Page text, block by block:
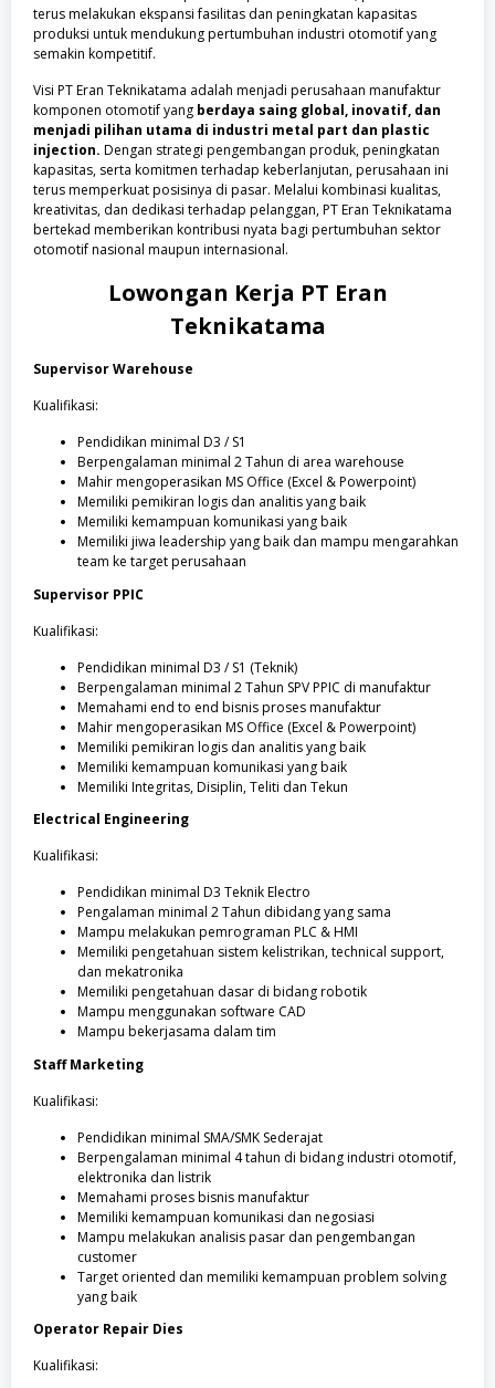
terus melakukan ekspansi fasilitas dan peningkatan kapasitas
produksi untuk mendukung pertumbuhan industri otomotif yang
semakin kompetitif.
Visi PT Eran Teknikatama adalah menjadi perusahaan manufaktur
komponen otomotif yang berdaya saing global, inovatif, dan
menjadi pilihan utama di industri metal part dan plastic
injection. Dengan strategi pengembangan produk, peningkatan
kapasitas, serta komitmen terhadap keberlanjutan, perusahaan ini
terus memperkuat posisinya di pasar. Melalui kombinasi kualitas,
kreativitas, dan dedikasi terhadap pelanggan, PT Eran Teknikatama
bertekad memberikan kontribusi nyata bagi pertumbuhan sektor
otomotif nasional maupun internasional.
Lowongan Kerja PT Eran
Teknikatama
Supervisor Warehouse
Kualifikasi:
Pendidikan minimal D3 / S1
Berpengalaman minimal 2 Tahun di area warehouse
Mahir mengoperasikan MS Office (Excel & Powerpoint)
Memiliki pemikiran logis dan analitis yang baik
Memiliki kemampuan komunikasi yang baik
Memiliki jiwa leadership yang baik dan mampu mengarahkan
team ke target perusahaan
Supervisor PPIC
Kualifikasi:
Pendidikan minimal D3 / S1 (Teknik)
Berpengalaman minimal 2 Tahun SPV PPIC di manufaktur
Memahami end to end bisnis proses manufaktur
Mahir mengoperasikan MS Office (Excel & Powerpoint)
Memiliki pemikiran logis dan analitis yang baik
Memiliki kemampuan komunikasi yang baik
Memiliki Integritas, Disiplin, Teliti dan Tekun
Electrical Engineering
Kualifikasi:
Pendidikan minimal D3 Teknik Electro
Pengalaman minimal 2 Tahun dibidang yang sama
Mampu melakukan pemrograman PLC & HMI
Memiliki pengetahuan sistem kelistrikan, technical support,
dan mekatronika
Memiliki pengetahuan dasar di bidang robotik
Mampu menggunakan software CAD
Mampu bekerjasama dalam tim
Staff Marketing
Kualifikasi:
Pendidikan minimal SMA/SMK Sederajat
Berpengalaman minimal 4 tahun di bidang industri otomotif,
elektronika dan listrik
Memahami proses bisnis manufaktur
Memiliki kemampuan komunikasi dan negosiasi
Mampu melakukan analisis pasar dan pengembangan
customer
Target oriented dan memiliki kemampuan problem solving
yang baik
Operator Repair Dies
Kualifikasi: